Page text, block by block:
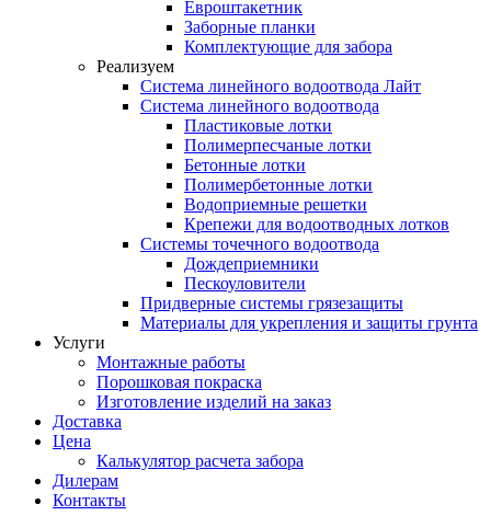
Евроштакетник
Заборные планки
Комплектующие для забора
Реализуем
Система линейного водоотвода Лайт
Система линейного водоотвода
Пластиковые лотки
Полимерпесчаные лотки
Бетонные лотки
Полимербетонные лотки
Водоприемные решетки
Крепежи для водоотводных лотков
Системы точечного водоотвода
Дождеприемники
Пескоуловители
Придверные системы грязезащиты
Материалы для укрепления и защиты грунта
Услуги
Монтажные работы
Порошковая покраска
Изготовление изделий на заказ
Доставка
Цена
Калькулятор расчета забора
Дилерам
Контакты